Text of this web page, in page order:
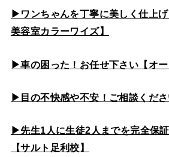
▶ワンちゃんを丁寧に美しく仕上
美容室カラーワイズ】
▶車の困った！お任せ下さい【オー
▶目の不快感や不安！ご相談くださ
▶先生1人に生徒2人までを完全保
【サルト足利校】